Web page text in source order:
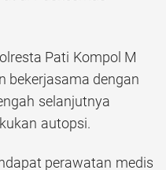
Pati Kompol M
bekerjasama dengan
selanjutnya
autopsi.
perawatan medis